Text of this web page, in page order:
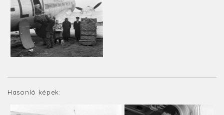
Hasonló képek: